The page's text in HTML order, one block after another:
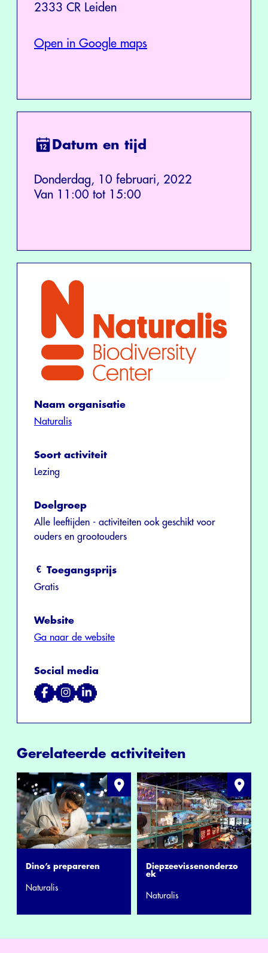
2333 CR Leiden
Open in Google maps
Datum en tijd
Donderdag, 10 februari, 2022
Van 11:00 tot 15:00
Naam organisatie
Naturalis
Soort activiteit
Lezing
Doelgroep
Alle leeftijden - activiteiten ook geschikt voor
ouders en grootouders
Toegangsprijs
Gratis
Website
Ga naar de website
Social media
Gerelateerde activiteiten
Dino’s prepareren
Naturalis
Diepzeevissenonderzo
ek
Naturalis